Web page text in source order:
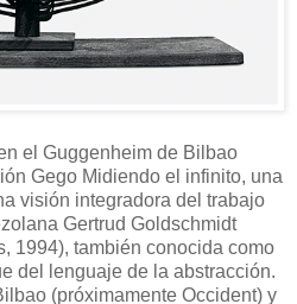
el Guggenheim de Bilbao
Gego Midiendo el infinito, una
visión integradora del trabajo
Gertrud Goldschmidt
1994), también conocida como
del lenguaje de la abstracción.
(próximamente Occident) y